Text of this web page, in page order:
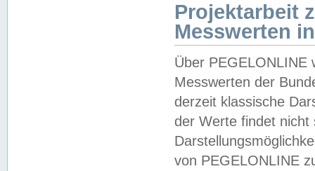
Projektarbeit
Messwerten
Über PEGELONLINE
Messwerten der
derzeit klassische
der Werte findet
von PEGELONLINE